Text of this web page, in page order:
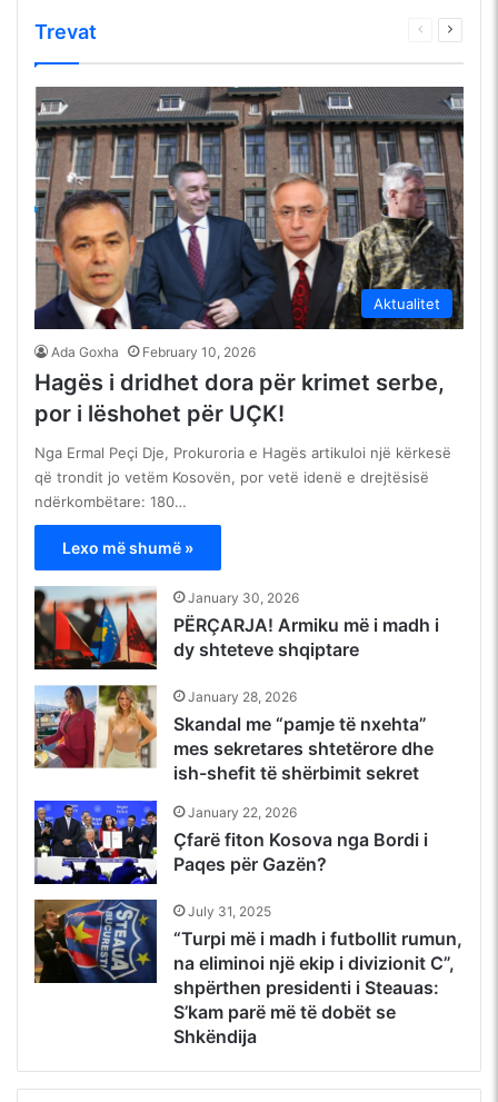
Trevat
Faqja
Aktualitet
Ada Goxha February 10, 2026
Hagës i dridhet dora për krimet serbe,
por i lëshohet për UÇK!
Nga Ermal Peçi Dje, Prokuroria e Hagës artikuloi një kërkesë
që trondit jo vetëm Kosovën, por vetë idenë e drejtësisë
ndërkombëtare: 180…
Lexo më shumë »
January 30, 2026
PËRÇARJA! Armiku më i madh i
dy shteteve shqiptare
January 28, 2026
Skandal me “pamje të nxehta”
mes sekretares shtetërore dhe
ish-shefit të shërbimit sekret
January 22, 2026
Çfarë fiton Kosova nga Bordi i
Paqes për Gazën?
July 31, 2025
“Turpi më i madh i futbollit rumun,
na eliminoi një ekip i divizionit C”,
shpërthen presidenti i Steauas:
S’kam parë më të dobët se
Shkëndija